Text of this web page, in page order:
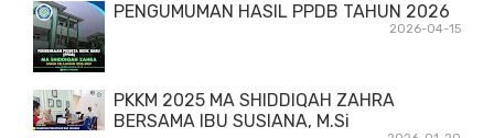
PENGUMUMAN HASIL PPDB TAHUN 2026
2026-04-15
PKKM 2025 MA SHIDDIQAH ZAHRA
BERSAMA IBU SUSIANA, M.Si